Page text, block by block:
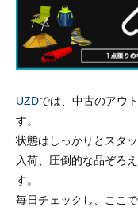
UZDでは、中古のアウ
す。
状態はしっかりとスタ
入荷、圧倒的な品ぞろ
す。
毎日チェックし、ここ